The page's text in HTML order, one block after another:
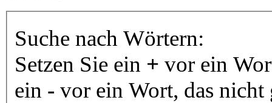
Suche nach Wörtern:
Setzen Sie ein + vor ein
ein - vor ein Wort, das nicht